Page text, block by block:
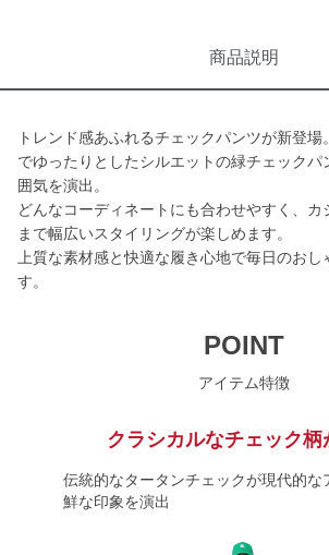
商品説明
トレンド感あふれるチェックパンツが新登
でゆったりとしたシルエットの緑チェックパ
囲気を演出。
どんなコーディネートにも合わせやすく、カ
まで幅広いスタイリングが楽しめます。
上質な素材感と快適な履き心地で毎日のおし
す。
POINT
アイテム特徴
クラシカルなチェック柄
伝統的なタータンチェックが現代的な
鮮な印象を演出